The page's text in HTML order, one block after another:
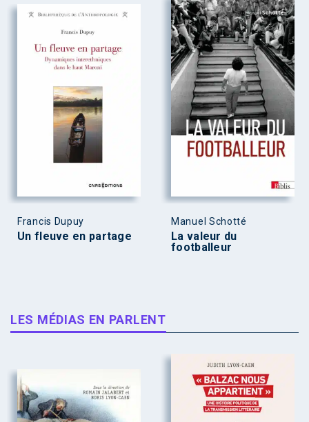
Francis Dupuy
Un fleuve en partage
Manuel Schotté
La valeur du
footballeur
LES MÉDIAS EN PARLENT